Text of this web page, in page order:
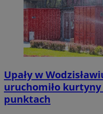
Upały w
uruchomiło
punktach